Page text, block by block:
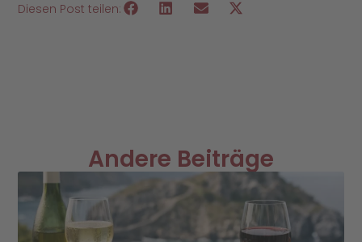
Diesen Post teilen:
Andere Beiträge